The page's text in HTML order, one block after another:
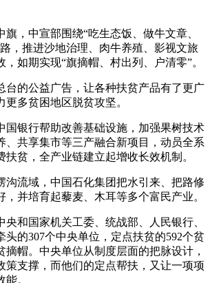
，中宣部围绕“吃生态饭、做牛文章、
，推进沙地治理、肉牛养殖、影视文旅
如期实现“旗摘帽、村出列、户清零”。
的公益广告，让各种扶贫产品有了更广
多贫困地区脱贫攻坚。
银行帮助改善基础设施，加强果树技术
、共享集市等三产融合新项目，动员全系
扶贫，全产业链建立起增收长效机制。
流域，中国石化集团把水引来、把路修
，并培育起藜麦、木耳等多个富民产业。
和国家机关工委、统战部、人民银行、
头的307个中央单位，定点扶贫的592个贫
摘帽。中央单位从制度层面的把脉设计，
策支撑，而他们的定点帮扶，又让一项项
。